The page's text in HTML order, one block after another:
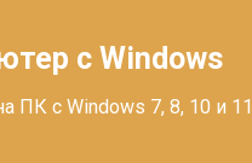
с Windows
ПК с Windows 7, 8, 10 и 11